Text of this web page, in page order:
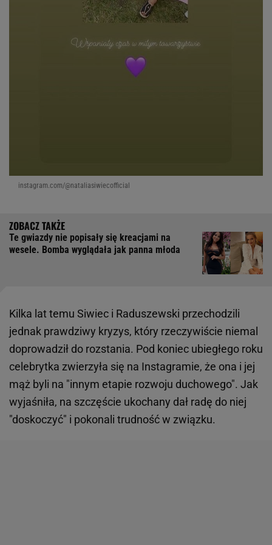
instagram.com/@nataliasiwiecofficial
Te gwiazdy nie popisały się kreacjami na
wesele. Bomba wyglądała jak panna młoda
Kilka lat temu Siwiec i Raduszewski przechodzili
jednak prawdziwy kryzys, który rzeczywiście niemal
doprowadził do rozstania. Pod koniec ubiegłego roku
celebrytka zwierzyła się na Instagramie, że ona i jej
mąż byli na "innym etapie rozwoju duchowego". Jak
wyjaśniła, na szczęście ukochany dał radę do niej
"doskoczyć" i pokonali trudność w związku.